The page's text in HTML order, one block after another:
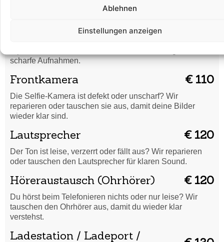
Ablehnen
Einstellungen anzeigen
Wir ersetzen die Batterie fachgerecht für volle Leistung.
scharfe Aufnahmen.
Frontkamera € 110
Die Selfie-Kamera ist defekt oder unscharf? Wir
reparieren oder tauschen sie aus, damit deine Bilder
wieder klar sind.
Lautsprecher € 120
Der Ton ist leise, verzerrt oder fällt aus? Wir reparieren
oder tauschen den Lautsprecher für klaren Sound.
Höreraustausch (Ohrhörer) € 120
Du hörst beim Telefonieren nichts oder nur leise? Wir
tauschen den Ohrhörer aus, damit du wieder klar
verstehst.
Ladestation / Ladeport /